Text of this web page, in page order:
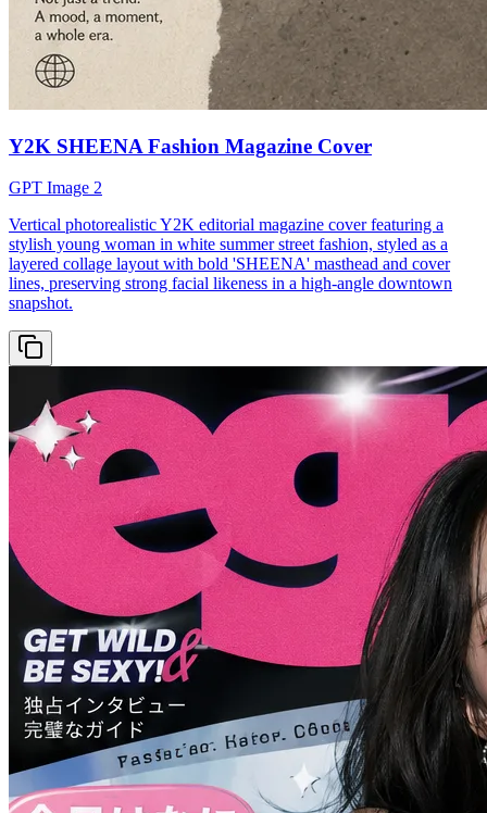
Y2K SHEENA Fashion Magazine Cover
GPT Image 2
Vertical photorealistic Y2K editorial magazine cover featuring a
stylish young woman in white summer street fashion, styled as a
layered collage layout with bold 'SHEENA' masthead and cover
lines, preserving strong facial likeness in a high-angle downtown
snapshot.